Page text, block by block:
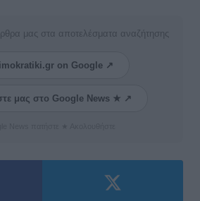
μας στα αποτελέσματα αναζήτησης
on Google ↗
μας στο Google News ★ ↗